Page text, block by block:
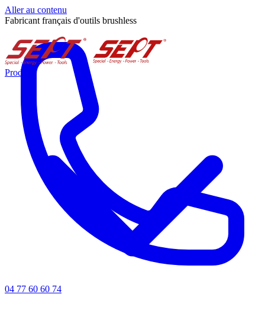
Aller au contenu
Fabricant français d'outils brushless
04 77 60 60 74
Produits